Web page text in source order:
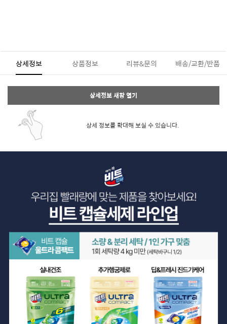
페이코 ID로 페
PAYCO 바로구매
상세정보 상품정보 리뷰&문의 배송/교환/반품
상세정보 새창 열기
상세 정보를 확대해 보실 수 있습니다.